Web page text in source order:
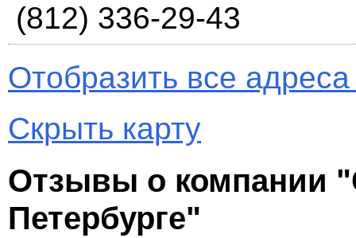
(812) 336-29-43
Отобразить все
Скрыть карту
Отзывы о компании
Петербурге"